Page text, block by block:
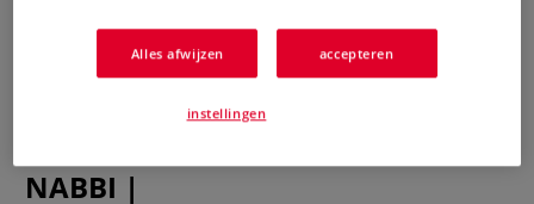
NABBI |
Alles afwijzen accepteren
instellingen